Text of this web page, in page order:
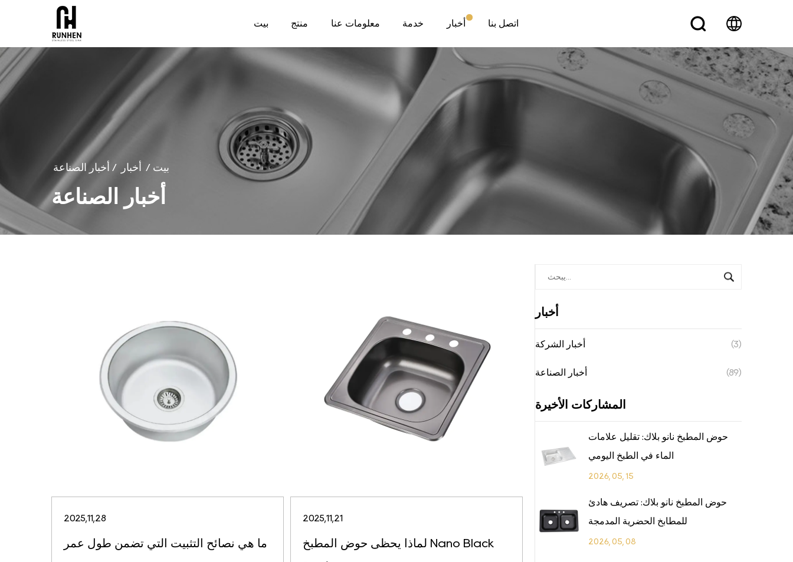
بيت منتج معلومات عنا خدمة أخبار اتصل بنا
بيت / أخبار / أخبار الصناعة
أخبار الصناعة
أخبار
أخبار الشركة (3)
أخبار الصناعة (89)
المشاركات الأخيرة
حوض المطبخ نانو بلاك: تقليل علامات
الماء في الطبخ اليومي
2026, 05, 15
حوض المطبخ نانو بلاك: تصريف هادئ
للمطابخ الحضرية المدمجة
2026, 05, 08
2025,11,28
ما هي نصائح التثبيت التي تضمن طول عمر
2025,11,21
لماذا يحظى حوض المطبخ Nano Black